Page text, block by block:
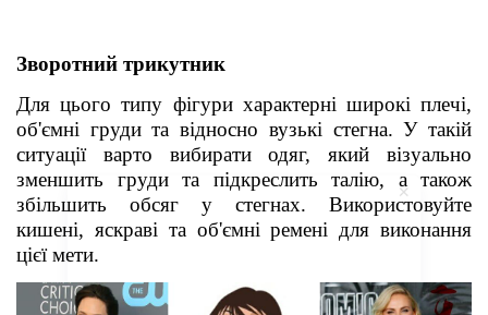
Зворотний трикутник
Для цього типу фігури характерні широкі плечі,
об'ємні груди та відносно вузькі стегна. У такій
ситуації варто вибирати одяг, який візуально
зменшить груди та підкреслить талію, а також
збільшить обсяг у стегнах. Використовуйте
кишені, яскраві та об'ємні ремені для виконання
цієї мети.